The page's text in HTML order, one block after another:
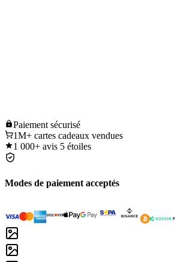
Paiement sécurisé
1M+ cartes cadeaux vendues
1 000+ avis 5 étoiles
Modes de paiement acceptés